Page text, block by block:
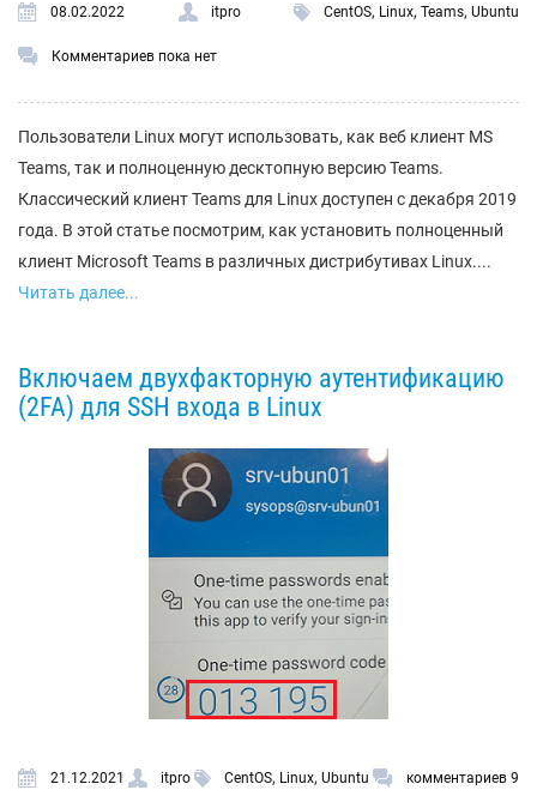
08.02.2022 itpro CentOS, Linux, Teams, Ubuntu
Комментариев пока нет
Пользователи Linux могут использовать, как веб клиент MS
Teams, так и полноценную десктопную версию Teams.
Классический клиент Teams для Linux доступен с декабря 2019
года. В этой статье посмотрим, как установить полноценный
клиент Microsoft Teams в различных дистрибутивах Linux....
Читать далее...
Включаем двухфакторную аутентификацию
(2FA) для SSH входа в Linux
21.12.2021 itpro CentOS, Linux, Ubuntu комментариев 9